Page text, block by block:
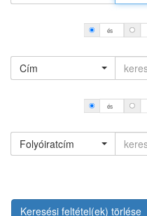
és
Cím
és
Folyóiratcím
Keresési feltétel(ek) törlése